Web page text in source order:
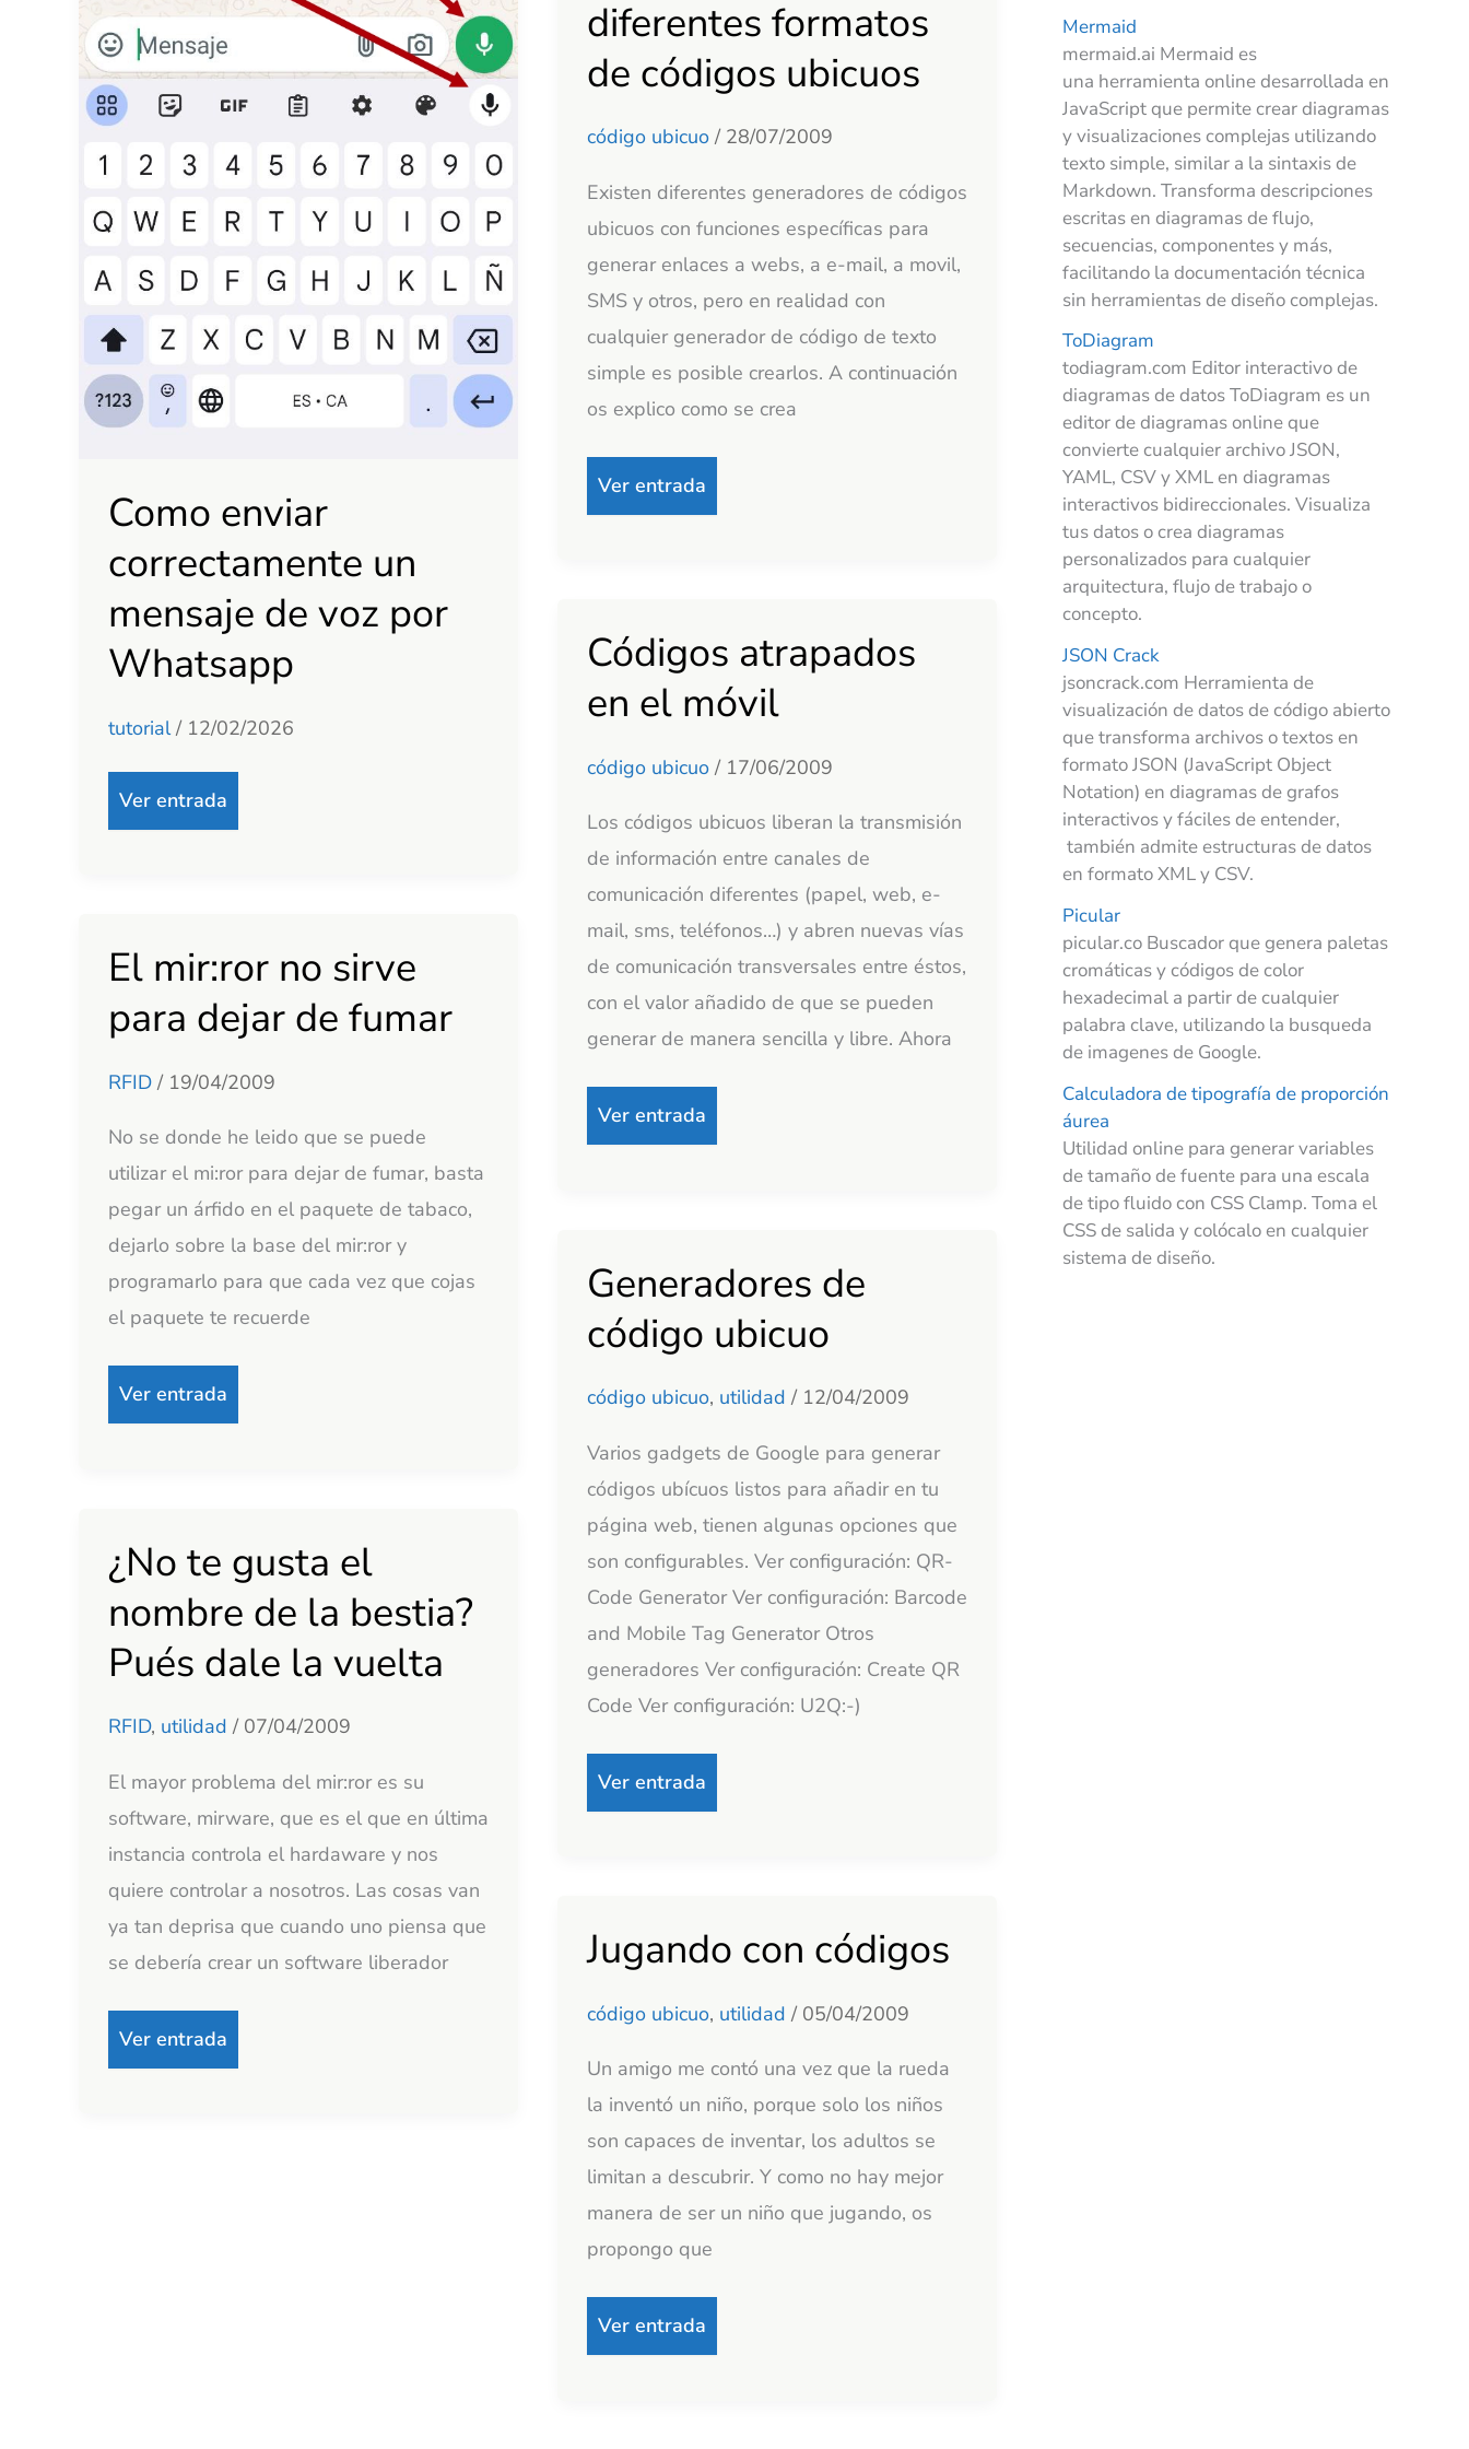
Como enviar
correctamente un
mensaje de voz por
Whatsapp
tutorial/ 12/02/2026
Ver entrada
diferentes formatos
de códigos ubicuos
código ubicuo/ 28/07/2009
Existen diferentes generadores de códigos
ubicuos con funciones específicas para
generar enlaces a webs, a e-mail, a movil,
SMS y otros, pero en realidad con
cualquier generador de código de texto
simple es posible crearlos. A continuación
os explico como se crea
diferentes
formatos
códigos
ubicuos
Ver entrada
Códigos atrapados
en el móvil
código ubicuo / 17/06/2009
Los códigos ubicuos liberan la transmisión
de información entre canales de
comunicación diferentes (papel, web, e-
mail, sms, teléfonos…) y abren nuevas vías
de comunicación transversales entre éstos,
con el valor añadido de que se pueden
generar de manera sencilla y libre. Ahora
Códigos
atrapados
en
el
Ver entrada
El mir:ror no sirve
para dejar de fumar
RFID/ 19/04/2009
No se donde he leido que se puede
utilizar el mi:ror para dejar de fumar, basta
pegar un árfido en el paquete de tabaco,
dejarlo sobre la base del mir:ror y
programarlo para que cada vez que cojas
el paquete te recuerde
El
no
sirve
dejar
de
fumar
Ver entrada
Generadores de
código ubicuo
código ubicuo, utilidad / 12/04/2009
Varios gadgets de Google para generar
códigos ubícuos listos para añadir en tu
página web, tienen algunas opciones que
son configurables. Ver configuración: QR-
Code Generator Ver configuración: Barcode
and Mobile Tag Generator Otros
generadores Ver configuración: Create QR
Code Ver configuración: U2Q:-)
Generadores
de
código
ubicuo
Ver entrada
¿No te gusta el
nombre de la bestia?
Pués dale la vuelta
RFID, utilidad / 07/04/2009
El mayor problema del mir:ror es su
software, mirware, que es el que en última
instancia controla el hardaware y nos
quiere controlar a nosotros. Las cosas van
ya tan deprisa que cuando uno piensa que
se debería crear un software liberador
¿No
te
gusta
el
de
la
bestia?
Pués
dale
vuelta
Ver entrada
Jugando con códigos
código ubicuo, utilidad / 05/04/2009
Un amigo me contó una vez que la rueda
la inventó un niño, porque solo los niños
son capaces de inventar, los adultos se
limitan a descubrir. Y como no hay mejor
manera de ser un niño que jugando, os
propongo que
Jugando
con
códigos
Ver entrada
Mermaid
mermaid.ai Mermaid es
una herramienta online desarrollada en
JavaScript que permite crear diagramas
y visualizaciones complejas utilizando
texto simple, similar a la sintaxis de
Markdown. Transforma descripciones
escritas en diagramas de flujo,
secuencias, componentes y más,
facilitando la documentación técnica
sin herramientas de diseño complejas.
ToDiagram
todiagram.com Editor interactivo de
diagramas de datos ToDiagram es un
editor de diagramas online que
convierte cualquier archivo JSON,
YAML, CSV y XML en diagramas
interactivos bidireccionales. Visualiza
tus datos o crea diagramas
personalizados para cualquier
arquitectura, flujo de trabajo o
concepto.
JSON Crack
jsoncrack.com Herramienta de
visualización de datos de código abierto
que transforma archivos o textos en
formato JSON (JavaScript Object
Notation) en diagramas de grafos
interactivos y fáciles de entender,
también admite estructuras de datos
en formato XML y CSV.
Picular
picular.co Buscador que genera paletas
cromáticas y códigos de color
hexadecimal a partir de cualquier
palabra clave, utilizando la busqueda
de imagenes de Google.
Calculadora de tipografía de proporción
áurea
Utilidad online para generar variables
de tamaño de fuente para una escala
de tipo fluido con CSS Clamp. Toma el
CSS de salida y colócalo en cualquier
sistema de diseño.